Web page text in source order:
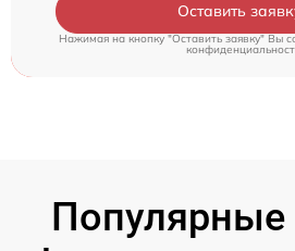
Оставить
Нажимая на кнопку "Оставить заявку" Вы